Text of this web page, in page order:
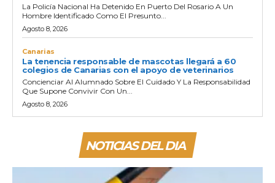
La Policía Nacional Ha Detenido En Puerto Del Rosario A Un
Hombre Identificado Como El Presunto...
Agosto 8, 2026
Canarias
La tenencia responsable de mascotas llegará a 60
colegios de Canarias con el apoyo de veterinarios
Concienciar Al Alumnado Sobre El Cuidado Y La Responsabilidad
Que Supone Convivir Con Un...
Agosto 8, 2026
NOTICIAS DEL DIA